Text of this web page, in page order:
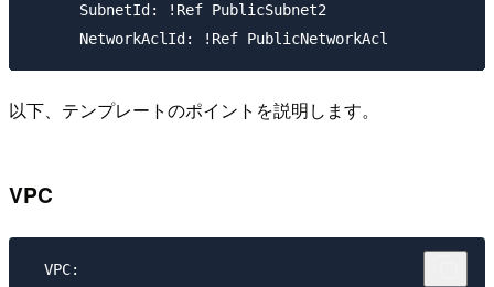
      SubnetId: !Ref PublicSubnet2
以下、テンプレートのポイントを説明します。
VPC
  VPC: